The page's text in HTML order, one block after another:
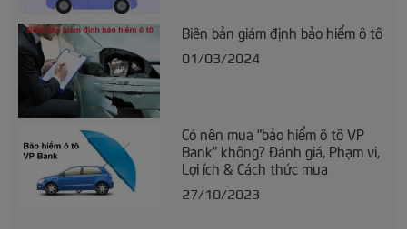
Biên bản giám định bảo hiểm ô tô
01/03/2024
Có nên mua “bảo hiểm ô tô VP
Bank” không? Đánh giá, Phạm vi,
Lợi ích & Cách thức mua
27/10/2023